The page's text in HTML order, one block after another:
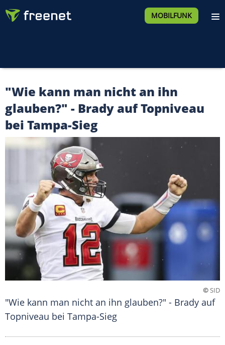
MOBILFUNK
"Wie kann man nicht an ihn
glauben?" - Brady auf Topniveau
bei Tampa-Sieg
©SID
"Wie kann man nicht an ihn glauben?" - Brady auf
Topniveau bei Tampa-Sieg